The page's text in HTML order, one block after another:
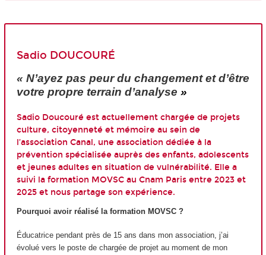
Sadio DOUCOURÉ
« N’ayez pas peur du changement et d’être
votre propre terrain d’analyse »
Sadio Doucouré est actuellement chargée de projets
culture, citoyenneté et mémoire au sein de
l’association Canal, une association dédiée à la
prévention spécialisée auprès des enfants, adolescents
et jeunes adultes en situation de vulnérabilité. Elle a
suivi la formation MOVSC au Cnam Paris entre 2023 et
2025 et nous partage son expérience.
Pourquoi avoir réalisé la formation MOVSC ?
Éducatrice pendant près de 15 ans dans mon association, j’ai
évolué vers le poste de chargée de projet au moment de mon